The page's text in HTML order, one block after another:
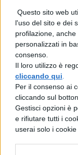
Questo sito web
l'uso del sito e dei
profilazione,
personalizzati in
consenso.
Il loro utilizzo è
cliccando qui
Per il consenso ai
cliccando sul
Gestisci opzioni è
e rifiutare tutti i
userai solo i
interrogativo
magnetismo
raccolto
Impegnati
c’erano
campioncini
ha scelto
Balotelli, che
sullamusica,